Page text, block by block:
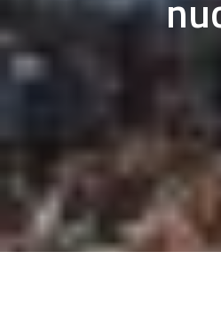
Hit enter to search or